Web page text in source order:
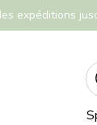
expéditions